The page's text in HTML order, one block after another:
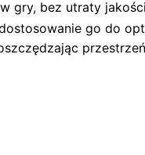
gry, bez utraty
go do